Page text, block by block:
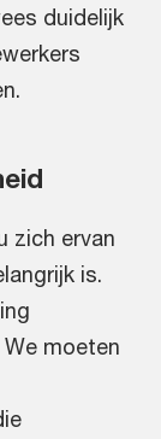
duidelijk
zich ervan
is.
moeten